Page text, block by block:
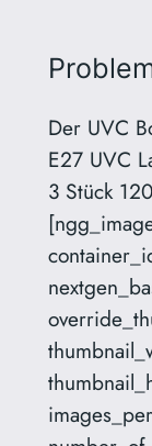
Der UVC
E27 UVC
3 Stück